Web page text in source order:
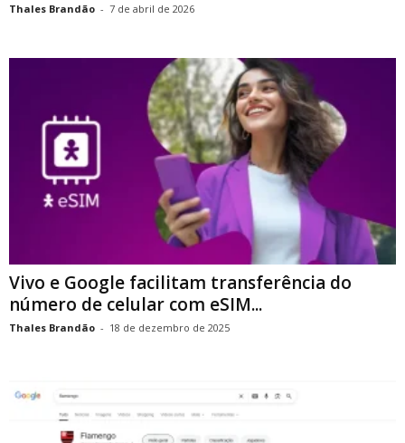
Thales Brandão - 7 de abril de 2026
Vivo e Google facilitam transferência do
número de celular com eSIM...
Thales Brandão - 18 de dezembro de 2025